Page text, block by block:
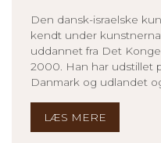
Den dansk-israelske
kendt under
uddannet fra Det
2000. Han har udstillet
Danmark og udlandet
LÆS MERE